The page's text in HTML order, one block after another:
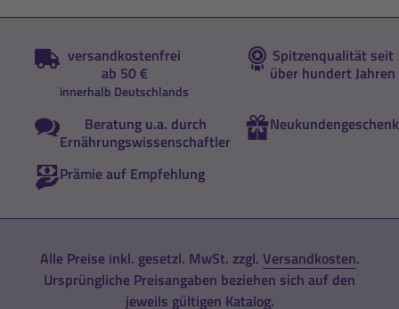
versandkostenfrei
ab 50 €
innerhalb Deutschlands
Spitzenqualität seit
über hundert Jahren
Beratung u.a. durch
Ernährungswissenschaftler
Neukundengeschenk
Prämie auf Empfehlung
Alle Preise inkl. gesetzl. MwSt. zzgl. Versandkosten.
Ursprüngliche Preisangaben beziehen sich auf den
jeweils gültigen Katalog.